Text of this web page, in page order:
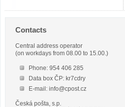
Contacts
Central address operator
(on workdays from 08.00 to 15.00.)
Phone: 954 406 285
Data box ČP: kr7cdry
E-mail: info@cpost.cz
Česká pošta, s.p.